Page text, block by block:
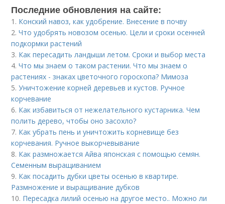
Последние обновления на сайте:
1. Конский навоз, как удобрение. Внесение в почву
2.Что удобрять новозом осенью. Цели и сроки осенней
подкормки растений
3. Как пересадить ландыши летом. Сроки и выбор места
4.Что мы знаем о таком растении. Что мы знаем о
растениях - знаках цветочного гороскопа? Мимоза
5.Уничтожение корней деревьев и кустов. Ручное
корчевание
6. Как избавиться от нежелательного кустарника. Чем
полить дерево, чтобы оно засохло?
7. Как убрать пень и уничтожить корневище без
корчевания. Ручное выкорчевывание
8. Как размножается Айва японская с помощью семян.
Семенным выращиванием
9. Как посадить дубки цветы осенью в квартире.
Размножение и выращивание дубков
10. Пересадка лилий осенью на другое место.. Можно ли